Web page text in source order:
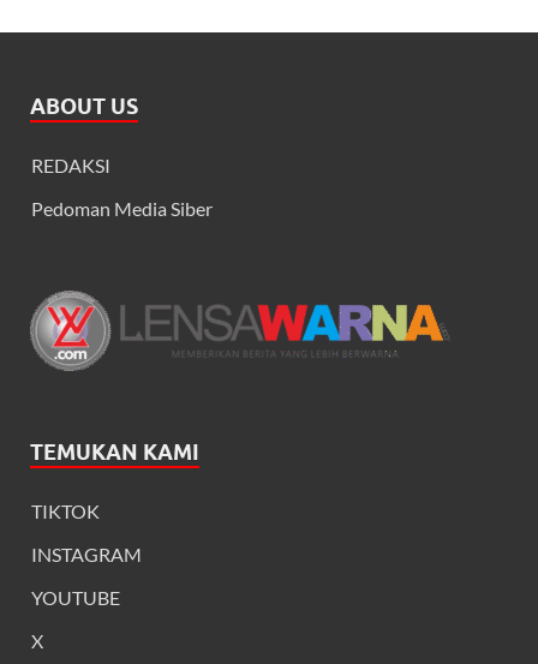
ABOUT US
REDAKSI
Pedoman Media Siber
TEMUKAN KAMI
TIKTOK
INSTAGRAM
YOUTUBE
X